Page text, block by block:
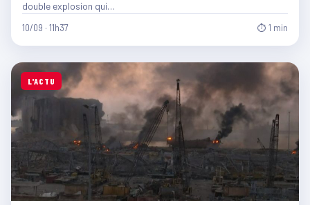
double explosion qui…
10/09 · 11h37 ⏱ 1 min
L'ACTU